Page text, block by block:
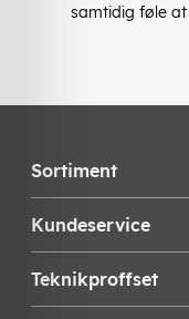
samtidig føle
Sortiment
Kundeservice
Teknikproffset